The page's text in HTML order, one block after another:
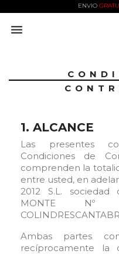
ENVIO

1. ALCANCE
Las presentes
Condiciones de
comprenden la
entre usted, en
2012 S.L. sociedad
MONTE Nº
Ambas partes
recíprocamente la